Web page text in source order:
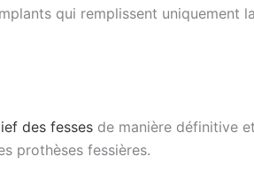
qui remplissent uniquement
des fesses de manière définitive
prothèses fessières.